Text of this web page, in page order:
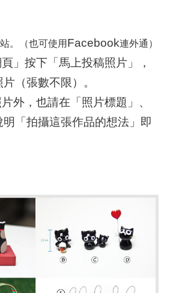
。（也可使用 Facebook連外通）
」按下「馬上投稿照片」，
（張數不限）。
外，也請在「照片標題」、
明「拍攝這張作品的想法」即